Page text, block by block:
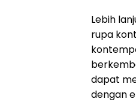
Lebih
rupa
dapat
dengan